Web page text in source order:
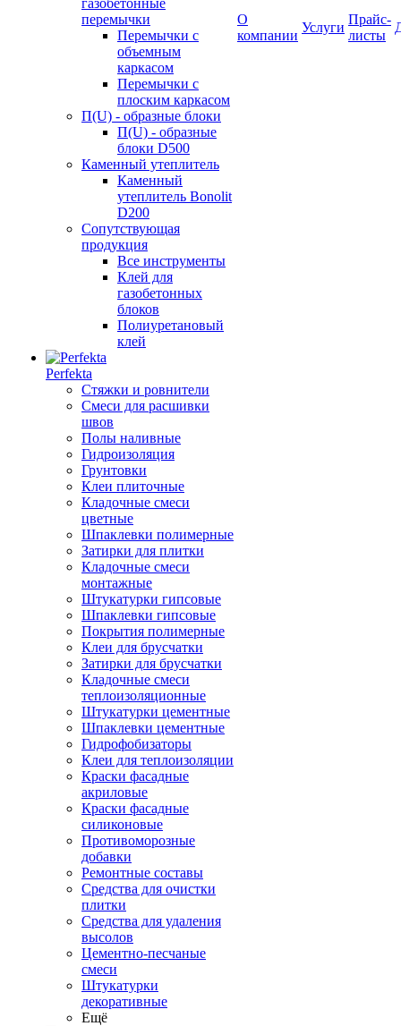
газобетонные
перемычки
Перемычки с
объемным
каркасом
Перемычки с
плоским каркасом
П(U) - образные блоки
П(U) - образные
блоки D500
Каменный утеплитель
Каменный
утеплитель Bonolit
D200
Сопутствующая
продукция
Все инструменты
Клей для
газобетонных
блоков
Полиуретановый
клей
Perfekta
Стяжки и ровнители
Смеси для расшивки
швов
Полы наливные
Гидроизоляция
Грунтовки
Клеи плиточные
Кладочные смеси
цветные
Шпаклевки полимерные
Затирки для плитки
Кладочные смеси
монтажные
Штукатурки гипсовые
Шпаклевки гипсовые
Покрытия полимерные
Клеи для брусчатки
Затирки для брусчатки
Кладочные смеси
теплоизоляционные
Штукатурки цементные
Шпаклевки цементные
Гидрофобизаторы
Клеи для теплоизоляции
Краски фасадные
акриловые
Краски фасадные
силиконовые
Противоморозные
добавки
Ремонтные составы
Средства для очистки
плитки
Средства для удаления
высолов
Цементно-песчаные
смеси
Штукатурки
декоративные
Ещё
О
компании
Услуги
Прайс-
листы